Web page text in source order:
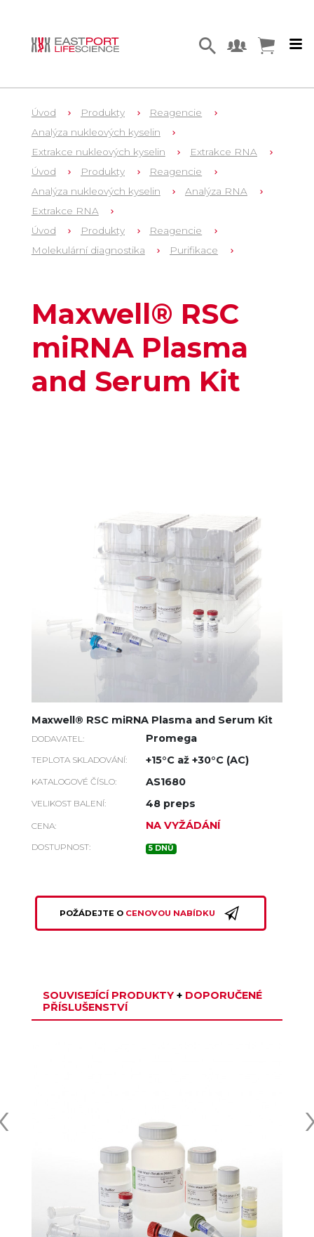
Úvod Produkty
Reagencie
Analýza nukleových kyselin
Extrakce nukleových kyselin
Extrakce RNA
Úvod
Produkty
Reagencie
Analýza nukleových kyselin
Analýza RNA
Extrakce RNA
Úvod
Produkty
Reagencie
Molekulární diagnostika
Purifikace
Maxwell® RSC
miRNA Plasma
and Serum Kit
Maxwell® RSC miRNA Plasma and Serum Kit
DODAVATEL: Promega
TEPLOTA SKLADOVÁNÍ: +15°C až +30°C (AC)
KATALOGOVÉ ČÍSLO: AS1680
VELIKOST BALENÍ: 48 preps
CENA: NA VYŽÁDÁNÍ
DOSTUPNOST: 5 DNŮ
POŽÁDEJTE O CENOVOU NABÍDKU
SOUVISEJÍCÍ PRODUKTY +DOPORUČENÉ
PŘÍSLUŠENSTVÍ